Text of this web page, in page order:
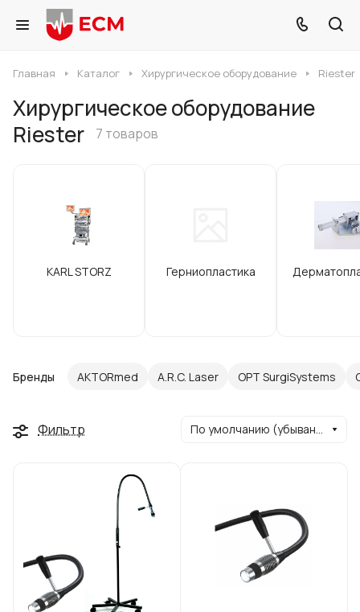
Главная Каталог Хирургическое оборудование Riester
Хирургическое оборудование
Riester
7 товаров
KARL STORZ Герниопластика
Бренды AKTORmed A.R.C. Laser OPT SurgiSystems
Фильтр По умолчанию (убывание)